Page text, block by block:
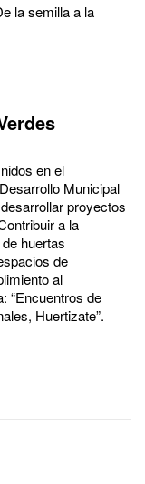
la semilla a la
en el
Municipal
proyectos
a la
huertas
de
al
“Encuentros de
Huertizate”.